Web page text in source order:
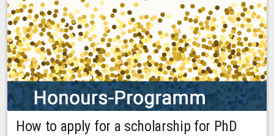
How to apply for a scholarship for PhD